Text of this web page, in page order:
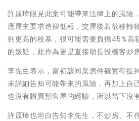
許原瑋眼見此案可能帶來法律上的風險
應屋主要求造假低報，交屋後若欲移轉
到更高的稅基，很可能需要負擔45%高
的嫌疑，此作為更是直接助長投機客炒
李先生表示，當初該同業房仲確實有提
未詳細告知可能帶來的風險，再加上自
也沒有購買預售屋的經驗，所以當下沒
許原瑋也坦白告知李先生，不炒房、不